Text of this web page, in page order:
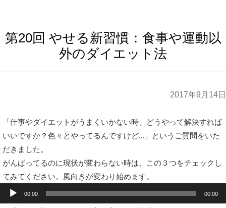
第20回 やせる新習慣：食事や運動以
外のダイエット法
2017年9月14日
「仕事やダイエットがうまくいかない時、どうやって解決すれば
いいですか？色々とやってるんですけど…」というご質問をいた
だきました。
がんばってるのに現状が変わらない時は、この３つをチェックし
てみてください。風向きが変わり始めます。
音
プ
00:00 00:00